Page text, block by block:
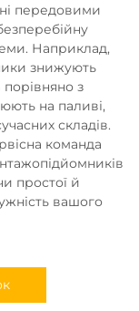
передовими
Наприклад,
знижують
порівняно з
на паливі,
складів.
команда
простої й
вашого